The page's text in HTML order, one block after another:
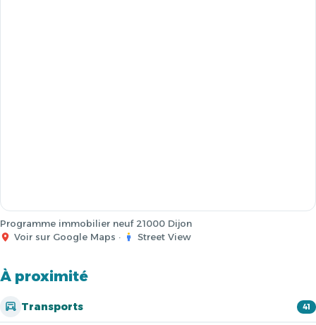
Programme immobilier neuf 21000 Dijon
Voir sur Google Maps · Street View
À proximité
Transports 41